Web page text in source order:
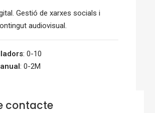
Gestió de xarxes socials i
audiovisual.
: 0-10
: 0-2M
contacte